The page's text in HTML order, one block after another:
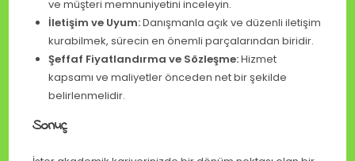
ve müşteri memnuniyetini inceleyin.
İletişim ve Uyum:Danışmanla açık ve düzenli iletişim
kurabilmek, sürecin en önemli parçalarından biridir.
Şeffaf Fiyatlandırma ve Sözleşme:Hizmet
kapsamı ve maliyetler önceden net bir şekilde
belirlenmelidir.
Sonuç